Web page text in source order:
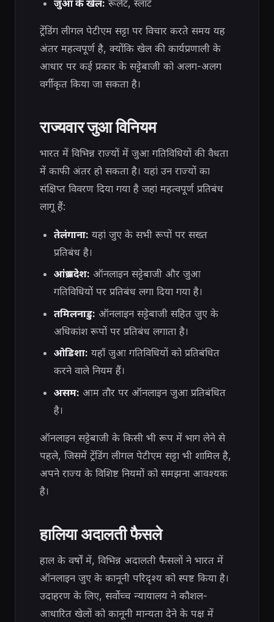
जुआ के खेल: रूलेट, स्लॉट
ट्रेंडिंग लीगल पेटीएम सट्टा पर विचार करते समय यह
अंतर महत्वपूर्ण है, क्योंकि खेल की कार्यप्रणाली के
आधार पर कई प्रकार के सट्टेबाजी को अलग-अलग
वर्गीकृत किया जा सकता है।
राज्यवार जुआ विनियम
भारत में विभिन्न राज्यों में जुआ गतिविधियों की वैधता
में काफी अंतर हो सकता है। यहां उन राज्यों का
संक्षिप्त विवरण दिया गया है जहां महत्वपूर्ण प्रतिबंध
लागू हैं:
तेलंगाना: यहां जुए के सभी रूपों पर सख्त
प्रतिबंध है।
आंध्र प्रदेश: ऑनलाइन सट्टेबाजी और जुआ
गतिविधियों पर प्रतिबंध लगा दिया गया है।
तमिलनाडु: ऑनलाइन सट्टेबाजी सहित जुए के
अधिकांश रूपों पर प्रतिबंध लगाता है।
ओडिशा: यहाँ जुआ गतिविधियों को प्रतिबंधित
करने वाले नियम हैं।
असम: आम तौर पर ऑनलाइन जुआ प्रतिबंधित
है।
ऑनलाइन सट्टेबाजी के किसी भी रूप में भाग लेने से
पहले, जिसमें ट्रेंडिंग लीगल पेटीएम सट्टा भी शामिल है,
अपने राज्य के विशिष्ट नियमों को समझना आवश्यक
है।
हालिया अदालती फैसले
हाल के वर्षों में, विभिन्न अदालती फैसलों ने भारत में
ऑनलाइन जुए के कानूनी परिदृश्य को स्पष्ट किया है।
उदाहरण के लिए, सर्वोच्च न्यायालय ने कौशल-
आधारित खेलों को कानूनी मान्यता देने के पक्ष में